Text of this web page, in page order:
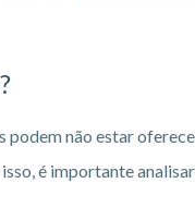
não estar
é importante